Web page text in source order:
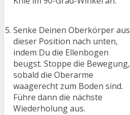
Senke Deinen Oberkörper aus
dieser Position nach unten,
indem Du die Ellenbogen
beugst. Stoppe die Bewegung,
sobald die Oberarme
waagerecht zum Boden sind.
Führe dann die nächste
Wiederholung aus.